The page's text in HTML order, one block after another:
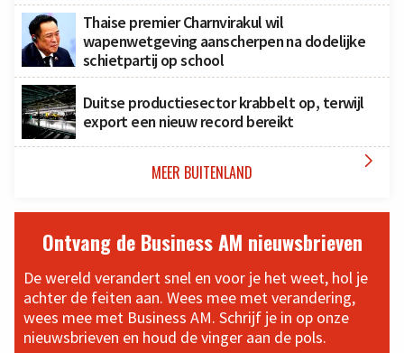
Thaise premier Charnvirakul wil
wapenwetgeving aanscherpen na dodelijke
schietpartij op school
Duitse productiesector krabbelt op, terwijl
export een nieuw record bereikt
MEER BUITENLAND 
Ontvang de Business AM nieuwsbrieven
De wereld verandert snel en voor je het weet, hol je
achter de feiten aan. Wees mee met verandering,
wees mee met Business AM. Schrijf je in op onze
nieuwsbrieven en houd de vinger aan de pols.